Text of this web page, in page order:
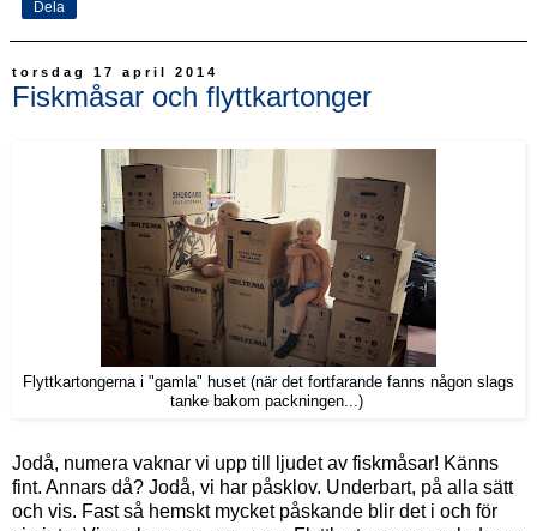
Dela
torsdag 17 april 2014
Fiskmåsar och flyttkartonger
Flyttkartongerna i "gamla" huset (när det fortfarande fanns någon slags
tanke bakom packningen...)
Jodå, numera vaknar vi upp till ljudet av fiskmåsar! Känns
fint. Annars då? Jodå, vi har påsklov. Underbart, på alla sätt
och vis. Fast så hemskt mycket påskande blir det i och för